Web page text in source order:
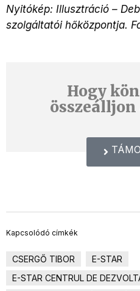
Nyitókép: Illusztráció –
szolgáltatói hőközpontja.
Hogy
Kapcsolódó címkék
CSERGŐ TIBOR
E-STAR
E-STAR CENTRUL DE